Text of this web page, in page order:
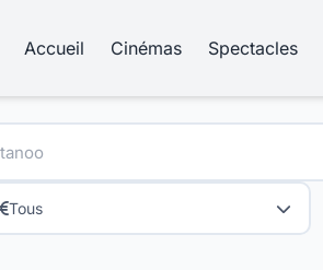
Accueil Cinémas Spectacles
Tous